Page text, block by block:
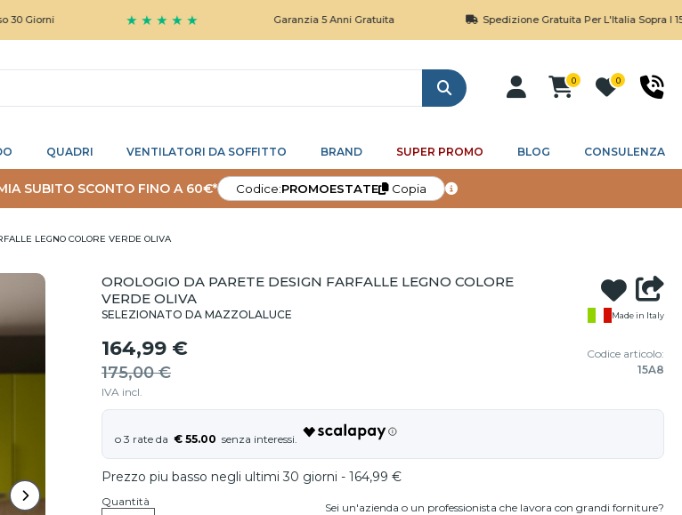
★ ★ ★ ★ ★ Garanzia 5 Anni Gratuita Spedizione Gratuita Per L'Italia Sopra I 150€
Cerca
0 0
QUADRI VENTILATORI DA SOFFITTO BRAND SUPER PROMO BLOG CONSULENZA
SUBITO SCONTO FINO A 60€* Codice:PROMOESTATE Copia
LEGNO COLORE VERDE OLIVA
OROLOGIO DA PARETE DESIGN FARFALLE LEGNO COLORE
VERDE OLIVA
SELEZIONATO DA MAZZOLALUCE Made in Italy
164,99 €
175,00 €
IVA incl.
Codice articolo:
15A8
€ 55.00
Prezzo piu basso negli ultimi 30 giorni - 164,99 €
Quantità Sei un'azienda o un professionista che lavora con grandi forniture?